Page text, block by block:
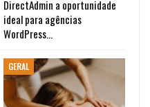
DirectAdmin a oportunidade
ideal para agências
WordPress…
GERAL